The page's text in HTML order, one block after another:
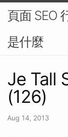
頁面 SEO
是什麼
Je Tall
(126)
Aug 14, 2013